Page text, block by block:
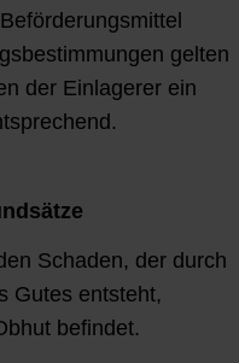
gelten
der Einlagerer ein
Schaden, der durch
Gutes entsteht,
befindet.